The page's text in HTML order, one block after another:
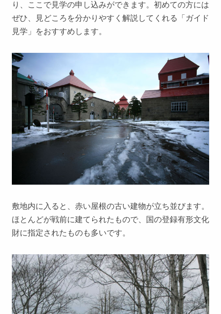
り、ここで見学の申し込みができます。初めての方には
ぜひ、見どころを分かりやすく解説してくれる「ガイド
見学」をおすすめします。
敷地内に入ると、赤い屋根の古い建物が立ち並びます。
ほとんどが戦前に建てられたもので、国の登録有形文化
財に指定されたものも多いです。